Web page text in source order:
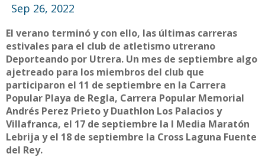
Sep 26, 2022
El verano terminó y con ello, las últimas carreras
estivales para el club de atletismo utrerano
Deporteando por Utrera. Un mes de septiembre algo
ajetreado para los miembros del club que
participaron el 11 de septiembre en la Carrera
Popular Playa de Regla, Carrera Popular Memorial
Andrés Perez Prieto y Duathlon Los Palacios y
Villafranca, el 17 de septiembre la I Media Maratón
Lebrija y el 18 de septiembre la Cross Laguna Fuente
del Rey.